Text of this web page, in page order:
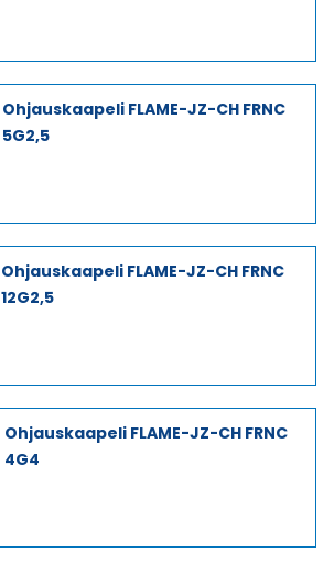
Ohjauskaapeli FLAME-JZ-CH FRNC
5G2,5
Ohjauskaapeli FLAME-JZ-CH FRNC
12G2,5
Ohjauskaapeli FLAME-JZ-CH FRNC
4G4